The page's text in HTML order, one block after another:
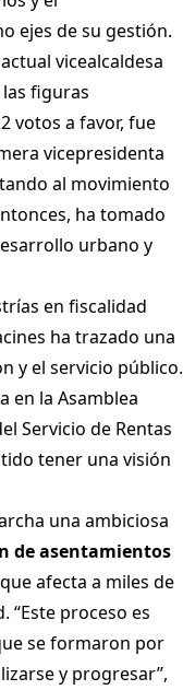
ejes de su gestión.
vicealcaldesa
figuras
votos a favor, fue
vicepresidenta
al movimiento
ha tomado
urbano y
en fiscalidad
ha trazado una
y el servicio público.
en la Asamblea
Servicio de Rentas
tener una visión
una ambiciosa
de asentamientos
afecta a miles de
“Este proceso es
se formaron por
y progresar”,